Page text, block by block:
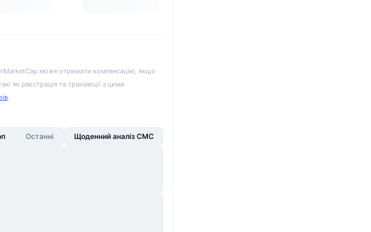
може отримати компенсацію, якщо
як реєстрація та транзакції з цими
.
Останні Щоденний аналіз CMC